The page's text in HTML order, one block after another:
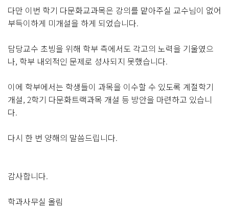
다만 이번 학기 다문화교과목은 강의를 맡아주실 교수님이 없어
부득이하게 미개설을 하게 되었습니다.
담당교수 초빙을 위해 학부 측에서도 각고의 노력을 기울였으
나, 학부 내외적인 문제로 성사되지 못했습니다.
이에 학부에서는 학생들이 과목을 이수할 수 있도록 계절학기
개설, 2학기 다문화트랙과목 개설 등 방안을 마련하고 있습니
다.
다시 한 번 양해의 말씀드립니다.
감사합니다.
학과사무실 올림